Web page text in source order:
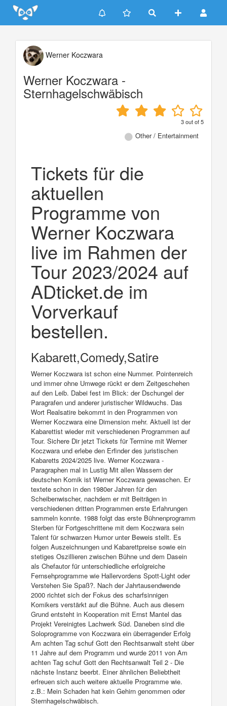
Update cookies preferences
Werner Koczwara
Werner Koczwara -
Sternhagelschwäbisch
3out of5
Other / Entertainment
Tickets für die
aktuellen
Programme von
Werner Koczwara
live im Rahmen der
Tour 2023/2024 auf
ADticket.de im
Vorverkauf
bestellen.
Kabarett,Comedy,Satire
Werner Koczwara ist schon eine Nummer. Pointenreich
und immer ohne Umwege rückt er dem Zeitgeschehen
auf den Leib. Dabei fest im Blick: der Dschungel der
Paragrafen und anderer juristischer Wildwuchs. Das
Wort Realsatire bekommt in den Programmen von
Werner Koczwara eine Dimension mehr. Aktuell ist der
Kabarettist wieder mit verschiedenen Programmen auf
Tour. Sichere Dir jetzt Tickets für Termine mit Werner
Koczwara und erlebe den Erfinder des juristischen
Kabaretts 2024/2025 live. Werner Koczwara -
Paragraphen mal in Lustig Mit allen Wassern der
deutschen Komik ist Werner Koczwara gewaschen. Er
textete schon in den 1980er Jahren für den
Scheibenwischer, nachdem er mit Beiträgen in
verschiedenen dritten Programmen erste Erfahrungen
sammeln konnte. 1988 folgt das erste Bühnenprogramm
Sterben für Fortgeschrittene mit dem Koczwara sein
Talent für schwarzen Humor unter Beweis stellt. Es
folgen Auszeichnungen und Kabarettpreise sowie ein
stetiges Oszillieren zwischen Bühne und dem Dasein
als Chefautor für unterschiedliche erfolgreiche
Fernsehprogramme wie Hallervordens Spott-Light oder
Verstehen Sie Spaß?. Nach der Jahrtausendwende
2000 richtet sich der Fokus des scharfsinnigen
Komikers verstärkt auf die Bühne. Auch aus diesem
Grund entsteht in Kooperation mit Ernst Mantel das
Projekt Vereinigtes Lachwerk Süd. Daneben sind die
Soloprogramme von Koczwara ein überragender Erfolg
Am achten Tag schuf Gott den Rechtsanwalt steht über
11 Jahre auf dem Programm und wurde 2011 von Am
achten Tag schuf Gott den Rechtsanwalt Teil 2 - Die
nächste Instanz beerbt. Einer ähnlichen Beliebtheit
erfreuen sich auch weitere aktuelle Programme wie.
z.B.: Mein Schaden hat kein Gehirn genommen oder
Sternhagelschwäbisch.